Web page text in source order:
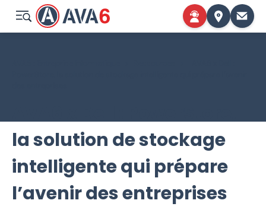
la solution de stockage
intelligente qui prépare
l’avenir des entreprises